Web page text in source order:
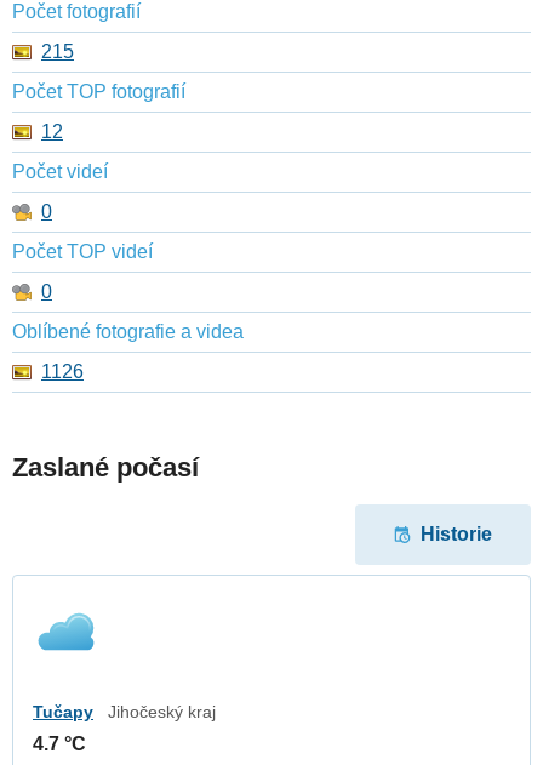
Počet fotografií
215
Počet TOP fotografií
12
Počet videí
0
Počet TOP videí
0
Oblíbené fotografie a videa
1126
Zaslané počasí
Historie
Tučapy Jihočeský kraj
4.7 °C